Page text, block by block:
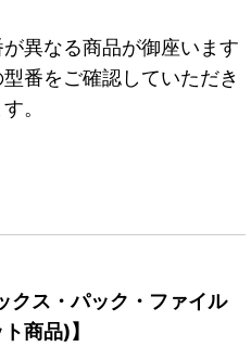
異なる商品が御座います
番をご確認していただき
。
クス・パック・ファイル
商品)】